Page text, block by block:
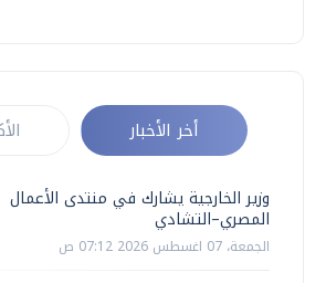
أخر الأخبار
وزير الخارجية يشارك في منتدى الأعمال
المصري–التشادي
الجمعة، 07 اغسطس 2026 07:12 ص